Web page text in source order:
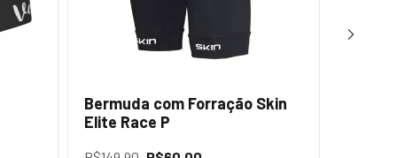
Bermuda com Forração Skin
Elite Race P